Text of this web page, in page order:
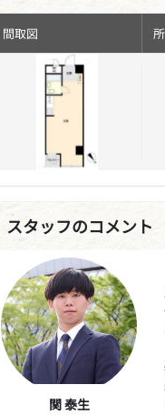
間取図
スタッフのコメント
関 泰生